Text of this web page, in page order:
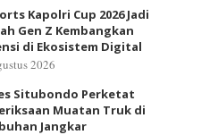
Kapolri Cup 2026 Jadi
Gen Z Kembangkan
di Ekosistem Digital
2026
Situbondo Perketat
Muatan Truk di
Jangkar